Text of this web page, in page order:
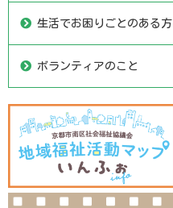
生活でお困りごとのある方
ボランティアのこと